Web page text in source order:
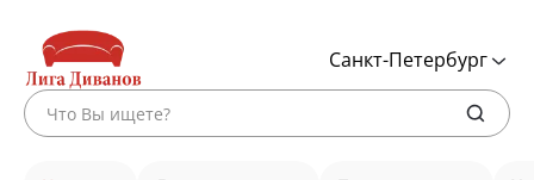
Санкт-Петербург